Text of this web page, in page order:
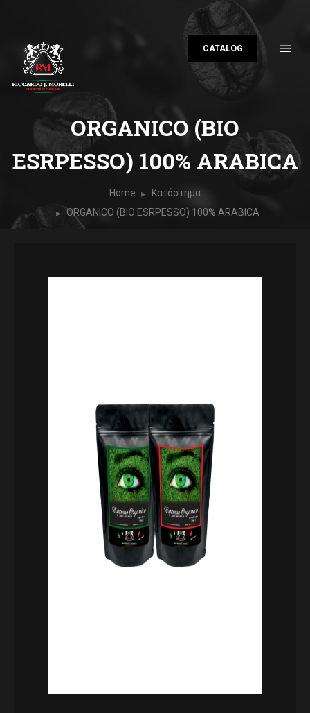
CATALOG
ORGANICO (BIO
ESRPESSO) 100% ARABICA
Home
Κατάστημα
ORGANICO (BIO ESRPESSO) 100% ARABICA